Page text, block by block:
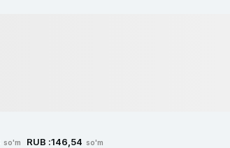
so'm RUB :146,54 so'm